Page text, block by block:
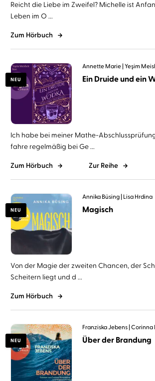
Reicht die Liebe im Zweifel? Michelle ist
Leben im O ...
Zum Hörbuch
NEU
Annette Marie Yeşim
Ein Druide und ein
Ich habe bei meiner Mathe-
fahre regelmäßig bei Ge ...
Zum Hörbuch Zur Reihe
NEU
Annika Büsing Lisa Hrdina
Magisch
Von der Magie der zweiten Chancen, der
Scheitern liegt und d ...
Zum Hörbuch
NEU
Franziska Jebens Corinna
Über der Brandung